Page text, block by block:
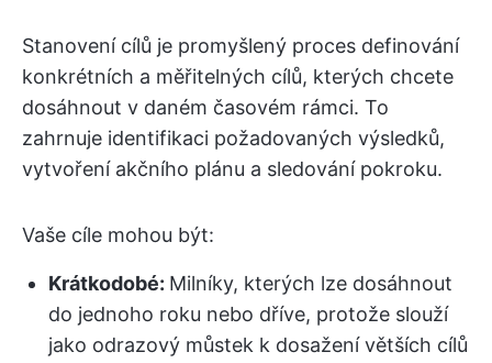
Stanovení cílů je promyšlený proces definování
konkrétních a měřitelných cílů, kterých chcete
dosáhnout v daném časovém rámci. To
zahrnuje identifikaci požadovaných výsledků,
vytvoření akčního plánu a sledování pokroku.
Vaše cíle mohou být:
Krátkodobé: Milníky, kterých lze dosáhnout
do jednoho roku nebo dříve, protože slouží
jako odrazový můstek k dosažení větších cílů